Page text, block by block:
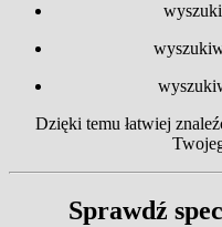
Dzięki temu łatwiej
Sprawdź